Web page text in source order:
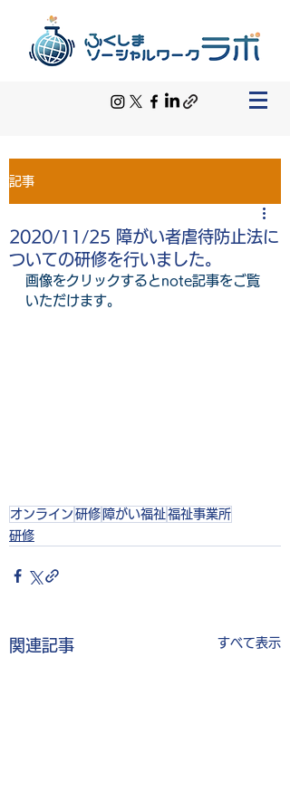
記事
2020/11/25 障がい者虐待防止法に
ついての研修を行いました。
画像をクリックするとnote記事をご覧
いただけます。
オンライン 研修 障がい福祉福祉事業所
研修
関連記事 すべて表示